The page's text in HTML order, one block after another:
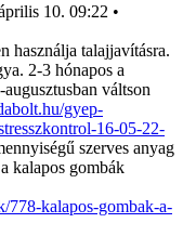
10. 09:22 •
használja talajjavításra.
2-3 hónapos a
váltson
gyep-
16-05-22-
szerves anyag
kalapos gombák
kalapos-gombak-a-